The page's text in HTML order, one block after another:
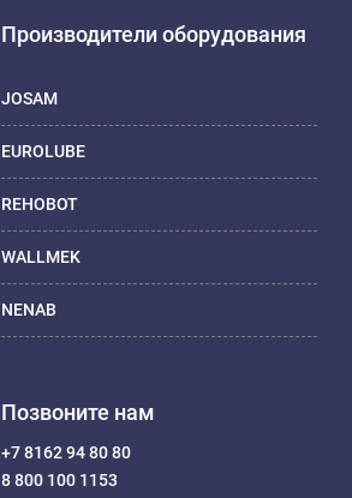
Производители оборудования
JOSAM
EUROLUBE
REHOBOT
WALLMEK
NENAB
Позвоните нам
+7 8162 94 80 80
8 800 100 1153